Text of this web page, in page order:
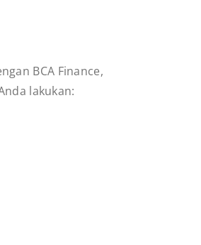
BCA Finance,
lakukan: